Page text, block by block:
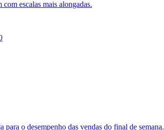
escalas mais alongadas.
o desempenho das vendas do final de semana.